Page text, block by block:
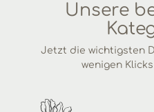
Unsere
Jetzt die wichtigsten
wenigen